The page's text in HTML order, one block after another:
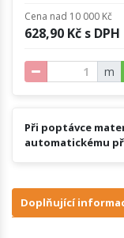
Cena nad 10 000 Kč
628,90 Kč s DPH
m
Při poptávce
automatickému
Doplňující